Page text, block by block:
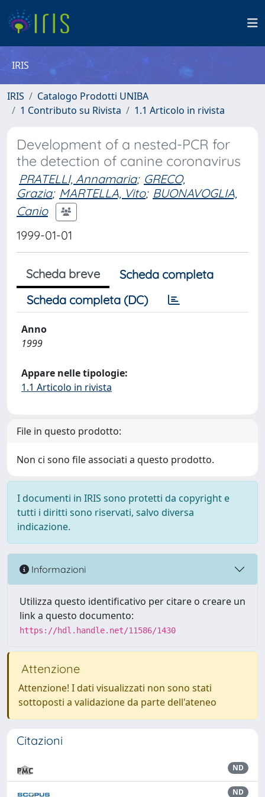
IRIS
IRIS
Catalogo Prodotti UNIBA
1 Contributo su Rivista
1.1 Articolo in rivista
Development of a nested-PCR for
the detection of canine coronavirus
PRATELLI, Annamaria; GRECO,
Grazia; MARTELLA, Vito; BUONAVOGLIA,
Canio
1999-01-01
Scheda breve
Scheda completa
Scheda completa (DC)
Anno
1999
Appare nelle tipologie:
1.1 Articolo in rivista
File in questo prodotto:
Non ci sono file associati a questo prodotto.
I documenti in IRIS sono protetti da copyright e
tutti i diritti sono riservati, salvo diversa
indicazione.
Informazioni
Utilizza questo identificativo per citare o creare un
link a questo documento:
https://hdl.handle.net/11586/1430
Attenzione
Attenzione! I dati visualizzati non sono stati
sottoposti a validazione da parte dell'ateneo
Citazioni
ND
ND